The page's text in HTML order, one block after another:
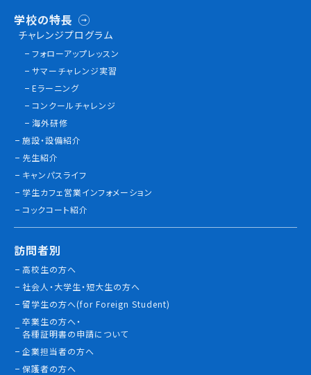
ブログ
職員採用情報
情報公開
よくあるご質問
お問い合わせ
学校の特長
チャレンジプログラム
フォローアップレッスン
サマーチャレンジ実習
Eラーニング
コンクールチャレンジ
海外研修
施設・設備紹介
先生紹介
キャンパスライフ
学生カフェ営業インフォメーション
コックコート紹介
訪問者別
高校生の方へ
社会人・大学生・短大生の方へ
留学生の方へ(for Foreign Student)
卒業生の方へ・
各種証明書の申請について
企業担当者の方へ
保護者の方へ